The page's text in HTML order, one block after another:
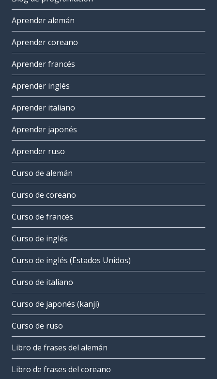
Aprender alemán
Aprender coreano
Aprender francés
Aprender inglés
Aprender italiano
Aprender japonés
Aprender ruso
Curso de alemán
Curso de coreano
Curso de francés
Curso de inglés
Curso de inglés (Estados Unidos)
Curso de italiano
Curso de japonés (kanji)
Curso de ruso
Libro de frases del alemán
Libro de frases del coreano